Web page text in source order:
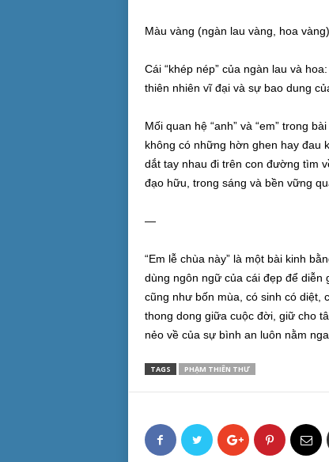
Màu vàng (ngàn lau vàng, hoa
Cái “khép nép” của ngàn lau và
thiên nhiên vĩ đại và sự bao dung
Mối quan hệ “anh” và “em” trong
không có những hờn ghen hay đau
dắt tay nhau đi trên con đường tìm
đạo hữu, trong sáng và bền vững
—
“Em lễ chùa này” là một bài kinh
dùng ngôn ngữ của cái đẹp để
cũng như bốn mùa, có sinh có diệt,
thong dong giữa cuộc đời, giữ cho
nẻo về của sự bình an luôn nằm
TAGS PHẠM THIÊN THƯ